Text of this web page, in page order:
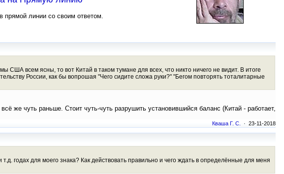
прямой линии со своим ответом.
всем ясны, то вот Китай в таком тумане для всех, что никто ничего не видит. В итоге
России, как бы вопрошая "Чего сидите сложа руки?" "Бегом повторять тоталитарные
же чуть раньше. Стоит чуть-чуть разрушить установившийся баланс (Китай - работает,
Кваша Г. С. · 23-11-2018
для моего знака? Как действовать правильно и чего ждать в определённые для меня